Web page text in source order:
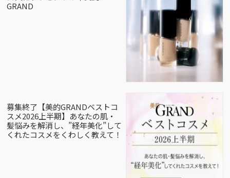
GRAND
募集終了【美的GRANDベストコ
スメ2026上半期】あなたの肌・
髪悩みを解消し、”経年美化”して
くれたコスメをくわしく教えて！